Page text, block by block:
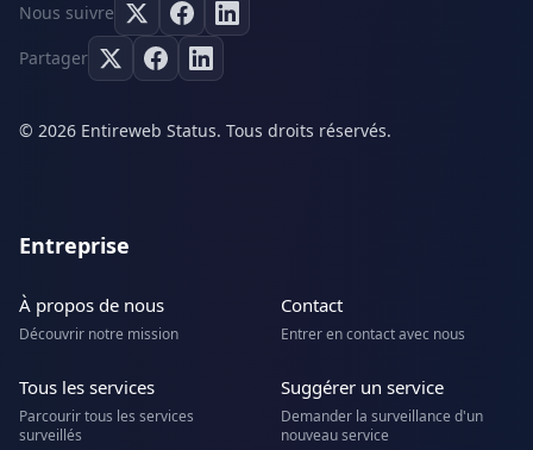
Nous suivre
Partager
© 2026 Entireweb Status. Tous droits réservés.
Entreprise
À propos de nous
Découvrir notre mission
Contact
Entrer en contact avec nous
Tous les services
Parcourir tous les services
surveillés
Suggérer un service
Demander la surveillance d'un
nouveau service